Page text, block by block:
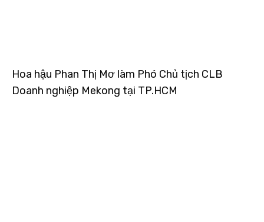
Hoa hậu Phan Thị Mơ làm Phó Chủ tịch CLB
Doanh nghiệp Mekong tại TP.HCM